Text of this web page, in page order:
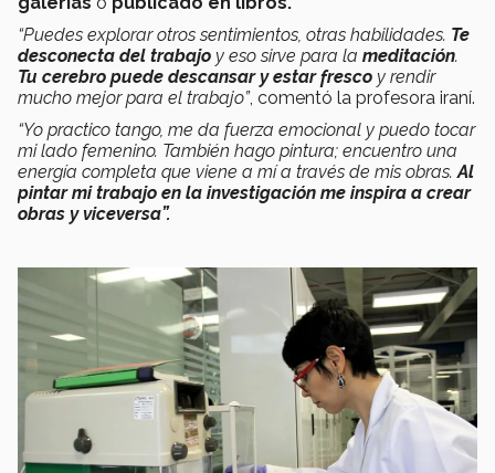
“Puedes explorar otros sentimientos, otras habilidades. Te
desconecta del trabajo y eso sirve para la meditación.
Tu cerebro puede descansar y estar fresco y rendir
mucho mejor para el trabajo”, comentó la profesora iraní.
“Yo practico tango, me da fuerza emocional y puedo tocar
mi lado femenino. También hago pintura; encuentro una
energía completa que viene a mí a través de mis obras. Al
pintar mi trabajo en la investigación me inspira a crear
obras y viceversa”.